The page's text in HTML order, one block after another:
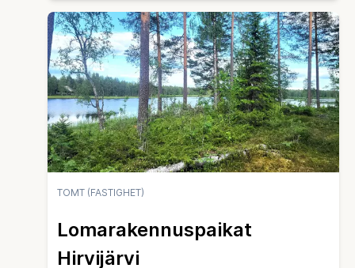
TOMT (FASTIGHET)
Lomarakennuspaikat
Hirvijärvi